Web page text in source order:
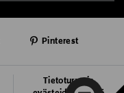
Tietoturva ja
Pinterest